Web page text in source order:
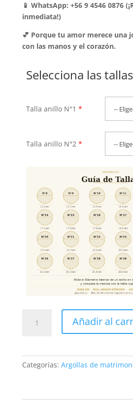
📱 WhatsApp: +56 9 4546 0876
inmediata!)
💕 Porque tu amor merece una
con las manos y el corazón.
Selecciona las
Talla anillo N°1 *
Talla anillo N°2 *
Matrimoniales
Añadir al
Categorías: Argollas de